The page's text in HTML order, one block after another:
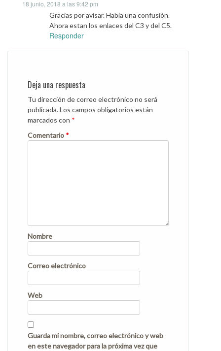
18 junio, 2018 a las 9:42 pm
Gracias por avisar. Había una confusión.
Ahora estan los enlaces del C3 y del C5.
Responder
Deja una respuesta
Tu dirección de correo electrónico no será
publicada.Los campos obligatorios están
marcados con *
Comentario *
Nombre
Correo electrónico
Web
Guarda mi nombre, correo electrónico y web
en este navegador para la próxima vez que